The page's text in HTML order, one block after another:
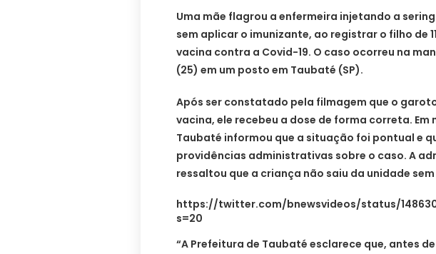
Uma mãe flagrou a enfermeira injetando a
sem aplicar o imunizante, ao registrar o filho de
vacina contra a Covid-19. O caso ocorreu na
(25) em um posto em Taubaté (SP).
Após ser constatado pela filmagem que o
vacina, ele recebeu a dose de forma correta. Em
Taubaté informou que a situação foi pontual e
providências administrativas sobre o caso. A
ressaltou que a criança não saiu da unidade
https://twitter.com/bnewsvideos/status/
s=20
“A Prefeitura de Taubaté esclarece que, antes